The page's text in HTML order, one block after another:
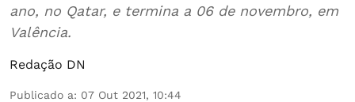
ano, no Qatar, e termina a 06 de novembro, em
Valência.
Redação DN
Publicado a: 07 Out 2021, 10:44